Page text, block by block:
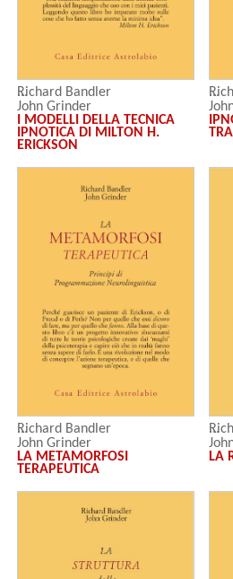
Richard Bandler
John Grinder
I MODELLI DELLA TECNICA
IPNOTICA DI MILTON H.
ERICKSON
Richard Bandler
John Grinder
LA METAMORFOSI
TERAPEUTICA
LA